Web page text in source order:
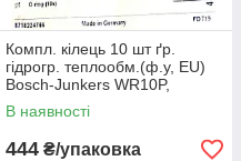
Компл. кілець 10 шт ґр.
гідрогр. теплообм.(ф.у, EU)
Bosch-Junkers WR10P,
артикул 8700205023, к.з.
0508/2
В наявності
444 ₴/упаковка